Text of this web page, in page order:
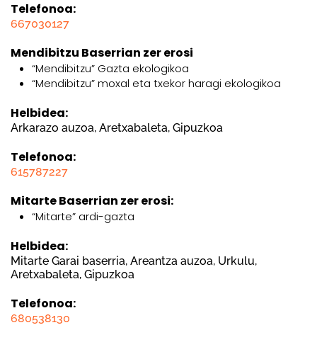
Telefonoa:
667030127
Mendibitzu Baserrian zer erosi
“Mendibitzu” Gazta ekologikoa
“Mendibitzu” moxal eta txekor haragi ekologikoa
Helbidea:
Arkarazo auzoa, Aretxabaleta, Gipuzkoa
Telefonoa:
615787227
Mitarte Baserrian zer erosi:
“Mitarte” ardi-gazta
Helbidea:
Mitarte Garai baserria, Areantza auzoa, Urkulu,
Aretxabaleta, Gipuzkoa
Telefonoa:
680538130